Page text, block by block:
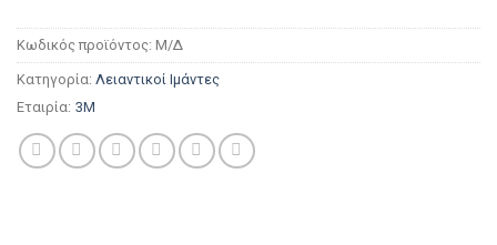
Κωδικός προϊόντος: Μ/Δ
Κατηγορία: Λειαντικοί Ιμάντες
Εταιρία: 3M